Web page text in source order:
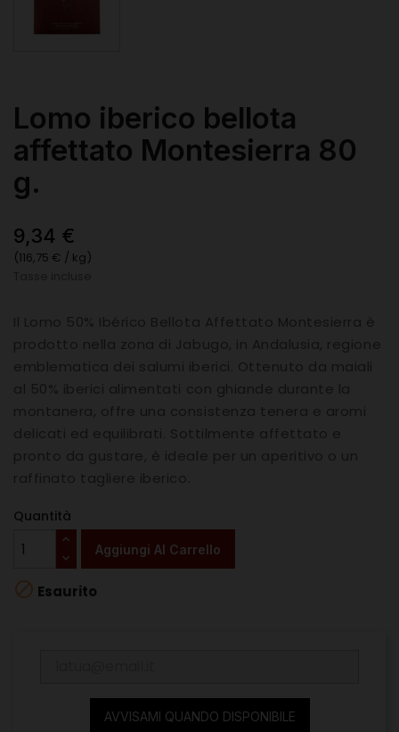
Lomo iberico bellota
affettato Montesierra 80
g.
9,34 €
(116,75 € / kg)
Quantità
Aggiungi Al Carrello
 Esaurito
AVVISAMI QUANDO DISPONIBILE